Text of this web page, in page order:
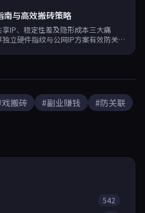
南与高效搬砖策略
IP、稳定性差及隐形成本三大痛
立硬件指纹与公网IP方案有效防关
搬砖 #副业赚钱
#防关联
542